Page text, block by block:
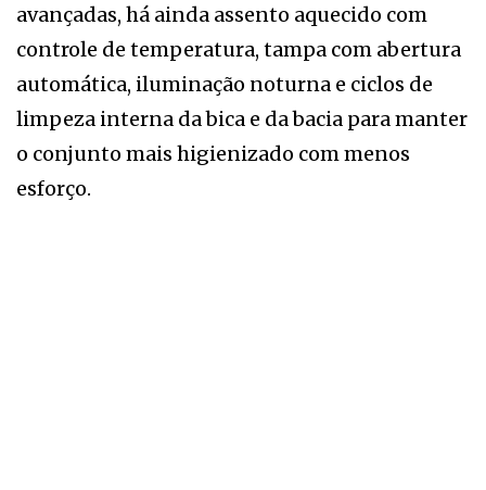
avançadas, há ainda assento aquecido com
controle de temperatura, tampa com abertura
automática, iluminação noturna e ciclos de
limpeza interna da bica e da bacia para manter
o conjunto mais higienizado com menos
esforço.